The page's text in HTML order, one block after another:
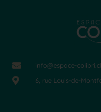
info@espace-
6, rue Louis-de-